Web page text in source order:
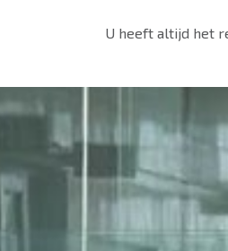
U heeft altijd het